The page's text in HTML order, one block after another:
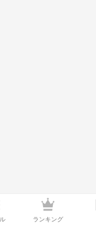
ランキング
なに広めよう！